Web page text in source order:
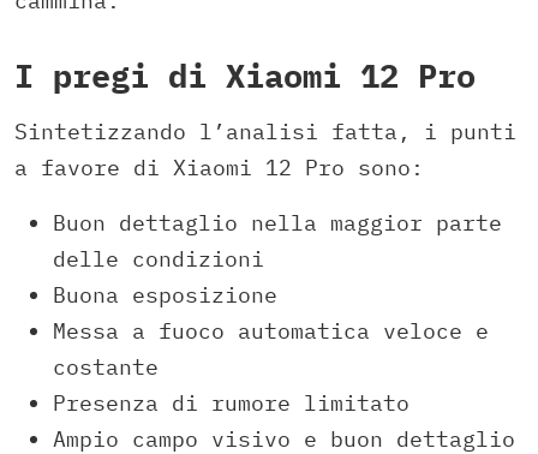
I pregi di Xiaomi 12 Pro
Sintetizzando l’analisi fatta, i punti
a favore di Xiaomi 12 Pro sono:
Buon dettaglio nella maggior parte
delle condizioni
Buona esposizione
Messa a fuoco automatica veloce e
costante
Presenza di rumore limitato
Ampio campo visivo e buon dettaglio